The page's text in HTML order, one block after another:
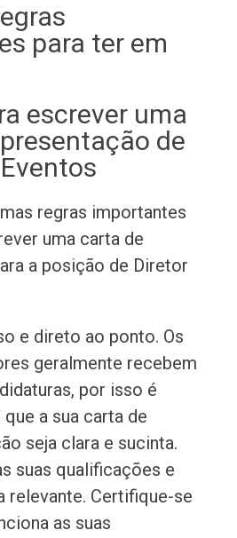
para ter em
escrever uma
de
regras importantes
uma carta de
a posição de Diretor
e direto ao ponto. Os
geralmente recebem
por isso é
a sua carta de
seja clara e sucinta.
suas qualificações e
relevante. Certifique-se
as suas